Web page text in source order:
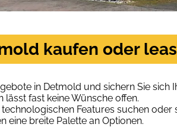
kaufen oder
in Detmold und sichern Sie sich
fast keine Wünsche offen.
Features suchen
eine breite Palette an Optionen.